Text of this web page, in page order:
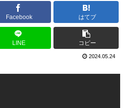
Facebook はてブ
LINE コピー
2024.05.24